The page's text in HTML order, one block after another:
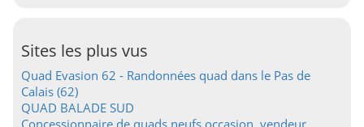
Sites les plus vus
Quad Evasion 62 - Randonnées quad dans le Pas de
Calais (62)
QUAD BALADE SUD
Concessionnaire de quads neufs occasion, vendeur